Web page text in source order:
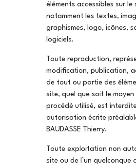
éléments accessibles sur le
notamment les textes,
graphismes, logo, icônes,
logiciels.
Toute reproduction,
modification, publication,
de tout ou partie des
site, quel que soit le moyen
procédé utilisé, est
autorisation écrite
BAUDASSE Thierry.
Toute exploitation non
site ou de l’un quelconque